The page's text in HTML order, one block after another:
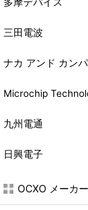
三田電波
ナカ アンド カン
Microchip
九州電通
日興電子
OCXO メーカ